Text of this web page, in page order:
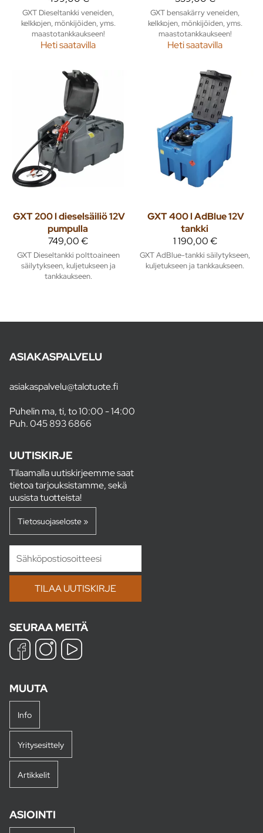
GXT Dieseltankki veneiden,
kelkkojen, mönkijöiden, yms.
maastotankkaukseen!
Heti saatavilla
GXT bensakärry veneiden,
kelkkojen, mönkijöiden, yms.
maastotankkaukseen!
Heti saatavilla
GXT 200 l dieselsäiliö 12V
pumpulla
749,00 €
GXT Dieseltankki polttoaineen
säilytykseen, kuljetukseen ja
tankkaukseen.
GXT 400 l AdBlue 12V
tankki
1 190,00 €
GXT AdBlue-tankki säilytykseen,
kuljetukseen ja tankkaukseen.
ASIAKASPALVELU
asiakaspalvelu@talotuote.fi
Puhelin ma, ti, to 10:00 - 14:00
Puh.045 893 6866
UUTISKIRJE
Tilaamalla uutiskirjeemme saat
tietoa tarjouksistamme, sekä
uusista tuotteista!
Tietosuojaseloste »
SEURAA MEITÄ
MUUTA
Info
Yritysesittely
Artikkelit
ASIOINTI